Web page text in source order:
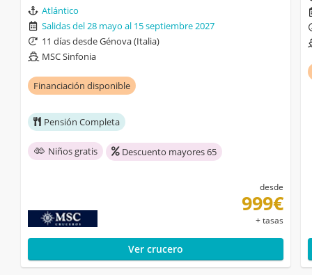
Atlántico
Salidas del 28 mayo al 15 septiembre 2027
11 días desde Génova (Italia)
MSC Sinfonia
Financiación disponible
Pensión Completa
Niños gratis Descuento mayores 65
desde
999€
+ tasas
Ver crucero